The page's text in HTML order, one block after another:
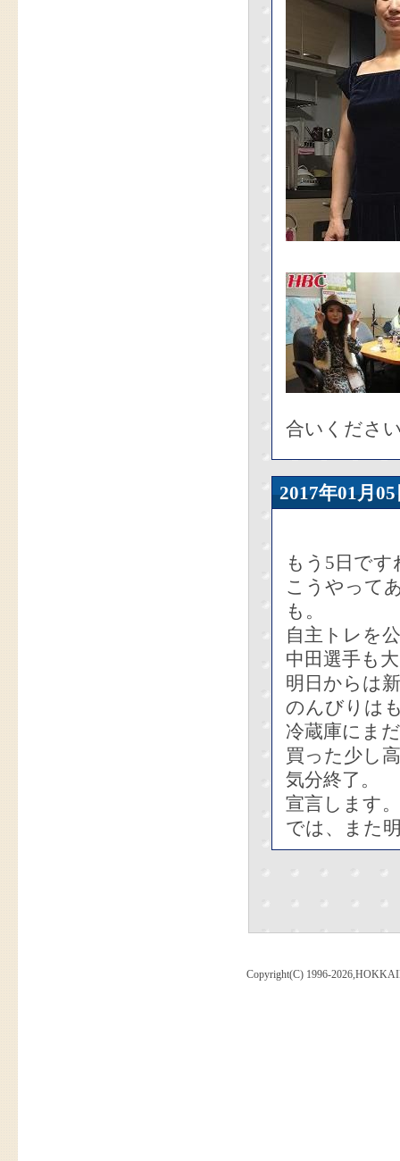
合いくださ
2017年01
もう5日で
こうやって
も。
自主トレを
中田選手も
明日からは
のんびりは
冷蔵庫にま
買った少し
気分終了。
宣言します。
では、また
Copyright(C) 1996-